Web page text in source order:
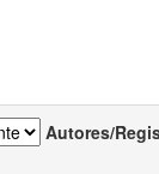
Autores/